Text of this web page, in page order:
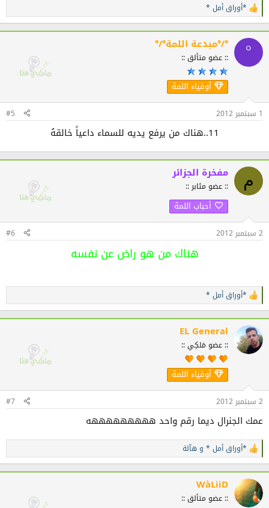
ا
ل
ت
ف
ع
*أوراق أمل *
° °/°مبدعة اللمة°/°
:: عضو متألق ::
أوفياء اللمة
1 سبتمبر 2012 #5
11..هناك من يرفع يديه للسماء داعياً خالقهُ​
م مفخرة الجزائر
:: عضو مثابر ::
أحباب اللمة
2 سبتمبر 2012 #6
هناك من هو راض عن نفسه
ا
ل
ت
ف
ا
ع
*أوراق أمل *
EL General
:: عضو مَلكِي ::
أوفياء اللمة
2 سبتمبر 2012 #7
عمك الجنرال ديما رقم واحد هههههههههه
ا
ل
ت
ف
ا
ع
*أوراق أمل * و هآلة
WàLiiD
:: عضو متألق ::